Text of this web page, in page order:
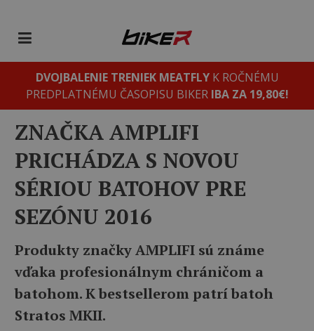
DVOJBALENIE TRENIEK MEATFLYK ROČNÉMU
PREDPLATNÉMU ČASOPISU BIKER IBA ZA 19,80€!
ZNAČKA AMPLIFI
PRICHÁDZA S NOVOU
SÉRIOU BATOHOV PRE
SEZÓNU 2016
Produkty značky AMPLIFI sú známe
vďaka profesionálnym chráničom a
batohom. K bestsellerom patrí batoh
Stratos MKII.